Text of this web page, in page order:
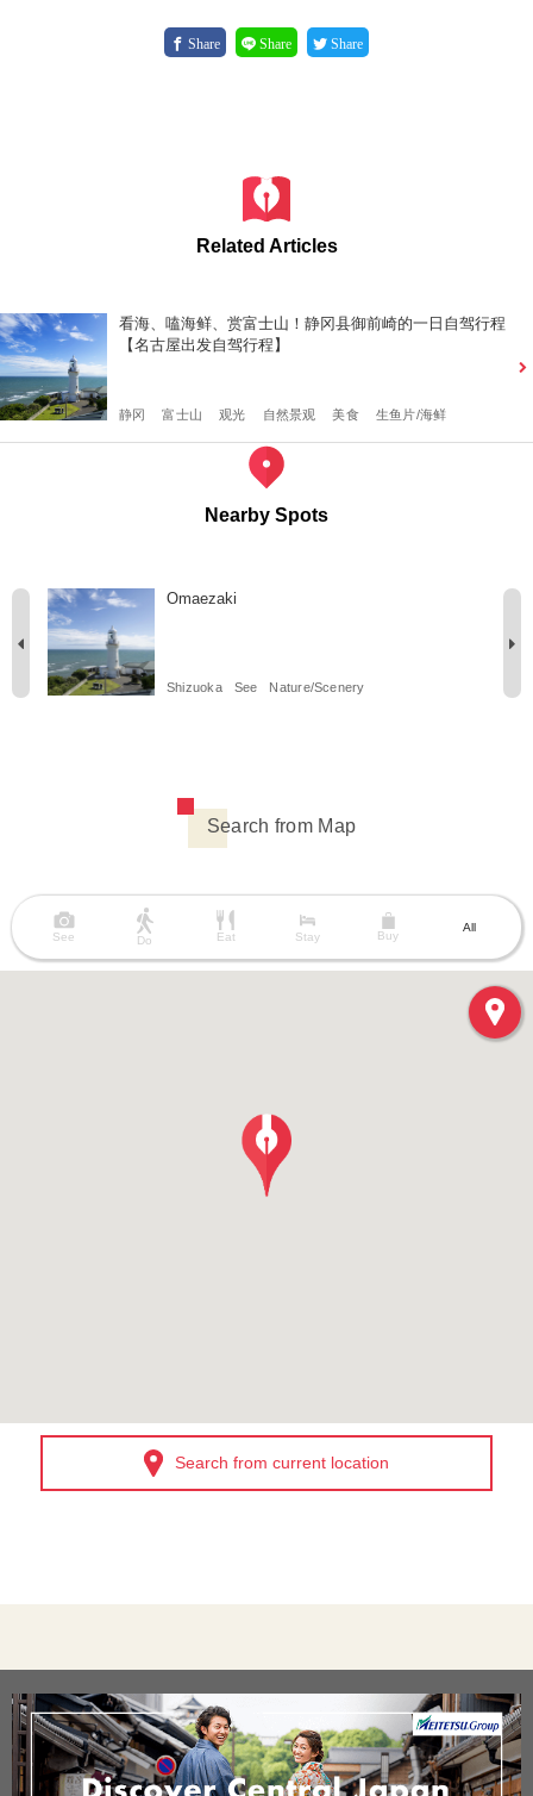
Share Share Share
Related Articles
看海、嗑海鲜、赏富士山！静冈县御前崎的一日自驾行程
【名古屋出发自驾行程】
静冈 富士山 观光 自然景观 美食 生鱼片/海鲜
Nearby Spots
Omaezaki
Shizuoka See Nature/Scenery
Search from Map
See Do Eat Stay Buy
All
Search from current location